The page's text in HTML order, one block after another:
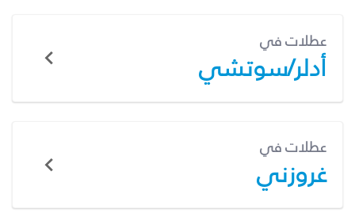
عطلات في
أدلر/سوتشي
عطلات في
غروزني